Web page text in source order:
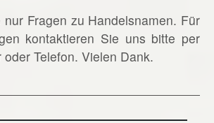
Fragen zu Handelsnamen. Für
kontaktieren Sie uns bitte per
Telefon. Vielen Dank.